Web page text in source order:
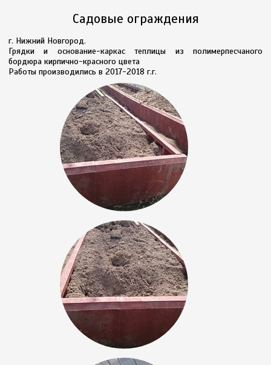
Садовые ограждения
г. Нижний Новгород.
Грядки и основание-каркас теплицы из полимерпесчаного
бордюра кирпично-красного цвета
Работы производились в 2017-2018 г.г.